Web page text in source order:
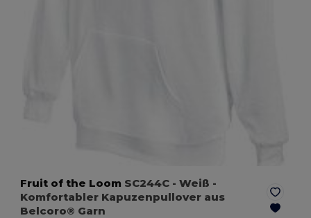
Fruit of the Loom SC244C - Weiß -
Komfortabler Kapuzenpullover aus
Belcoro® Garn